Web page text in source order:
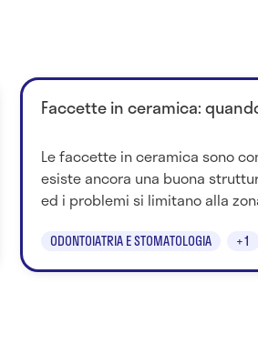
Faccette in ceramica:
Le faccette in ceramica sono
esiste ancora una buona
ed i problemi si limitano alla
ODONTOIATRIA E STOMATOLOGIA +1